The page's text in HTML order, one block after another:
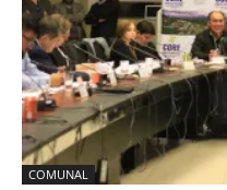
COMUNAL